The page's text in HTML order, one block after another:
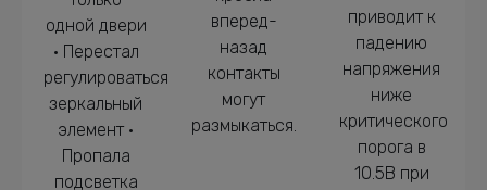
одной двери
• Перестал
регулироваться
зеркальный
элемент •
Пропала
подсветка
вперед-
назад
контакты
могут
размыкаться.
приводит к
падению
напряжения
ниже
критического
порога в
10.5В при